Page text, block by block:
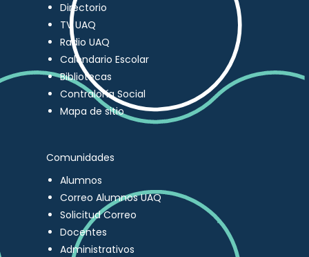
Directorio
TV UAQ
Radio UAQ
Calendario Escolar
Bibliotecas
Contraloría Social
Mapa de sitio
Comunidades
Alumnos
Correo Alumnos UAQ
Solicitud Correo
Docentes
Administrativos